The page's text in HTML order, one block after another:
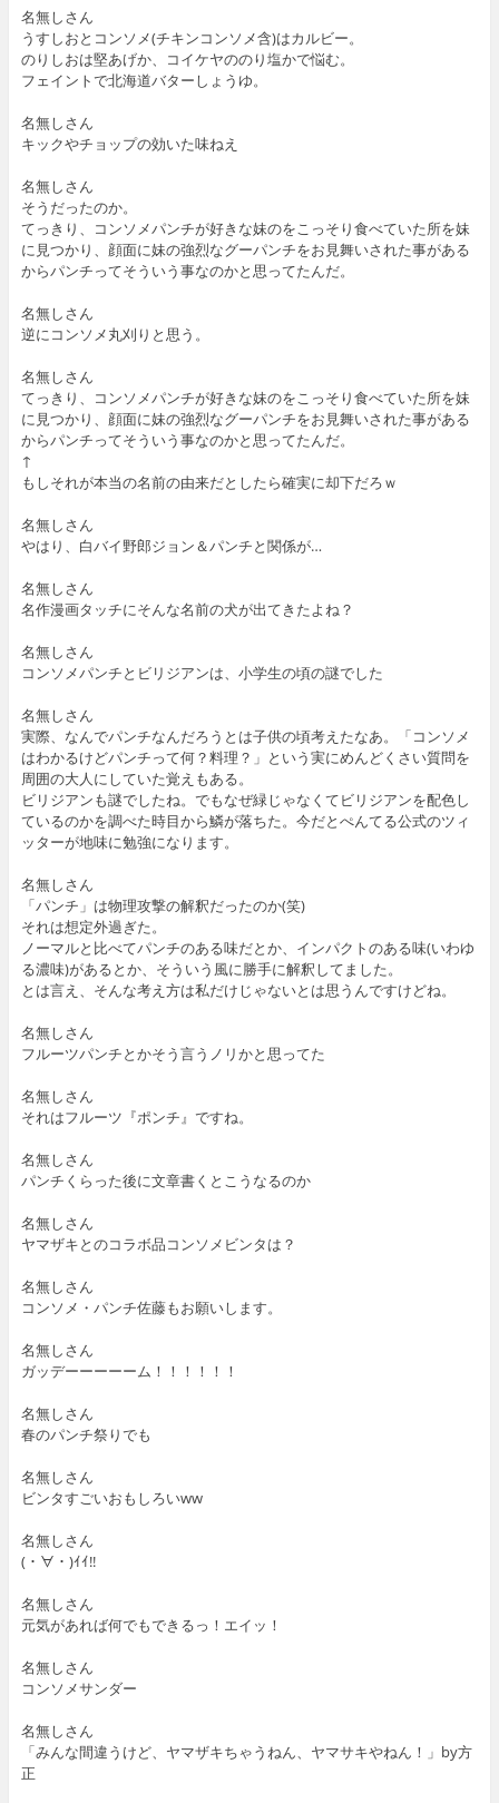
名無しさん
うすしおとコンソメ(チキンコンソメ含)はカルビー。
のりしおは堅あげか、コイケヤののり塩かで悩む。
フェイントで北海道バターしょうゆ。
名無しさん
キックやチョップの効いた味ねえ
名無しさん
そうだったのか。
てっきり、コンソメパンチが好きな妹のをこっそり食べていた所を妹
に見つかり、顔面に妹の強烈なグーパンチをお見舞いされた事がある
からパンチってそういう事なのかと思ってたんだ。
名無しさん
逆にコンソメ丸刈りと思う。
名無しさん
てっきり、コンソメパンチが好きな妹のをこっそり食べていた所を妹
に見つかり、顔面に妹の強烈なグーパンチをお見舞いされた事がある
からパンチってそういう事なのかと思ってたんだ。
↑
もしそれが本当の名前の由来だとしたら確実に却下だろｗ
名無しさん
やはり、白バイ野郎ジョン＆パンチと関係が…
名無しさん
名作漫画タッチにそんな名前の犬が出てきたよね？
名無しさん
コンソメパンチとビリジアンは、小学生の頃の謎でした
名無しさん
実際、なんでパンチなんだろうとは子供の頃考えたなあ。「コンソメ
はわかるけどパンチって何？料理？」という実にめんどくさい質問を
周囲の大人にしていた覚えもある。
ビリジアンも謎でしたね。でもなぜ緑じゃなくてビリジアンを配色し
ているのかを調べた時目から鱗が落ちた。今だとぺんてる公式のツィ
ッターが地味に勉強になります。
名無しさん
「パンチ」は物理攻撃の解釈だったのか(笑)
それは想定外過ぎた。
ノーマルと比べてパンチのある味だとか、インパクトのある味(いわゆ
る濃味)があるとか、そういう風に勝手に解釈してました。
とは言え、そんな考え方は私だけじゃないとは思うんですけどね。
名無しさん
フルーツパンチとかそう言うノリかと思ってた
名無しさん
それはフルーツ『ポンチ』ですね。
名無しさん
パンチくらった後に文章書くとこうなるのか
名無しさん
ヤマザキとのコラボ品コンソメビンタは？
名無しさん
コンソメ・パンチ佐藤もお願いします。
名無しさん
ガッデーーーーーム！！！！！！
名無しさん
春のパンチ祭りでも
名無しさん
ビンタすごいおもしろいww
名無しさん
(・∀・)ｲｲ!!
名無しさん
元気があれば何でもできるっ！エイッ！
名無しさん
コンソメサンダー
名無しさん
「みんな間違うけど、ヤマザキちゃうねん、ヤマサキやねん！」by方
正